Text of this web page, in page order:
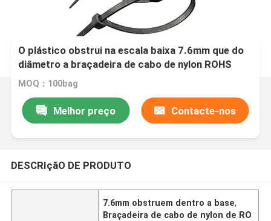
O plástico obstrui na escala baixa 7.6mm que do
diâmetro a braçadeira de cabo de nylon ROHS
aprovou
MOQ：100bag
Melhor preço Contacte-nos
DESCRIçãO DE PRODUTO
7.6mm obstruem dentro a base,
Braçadeira de cabo de nylon de RO